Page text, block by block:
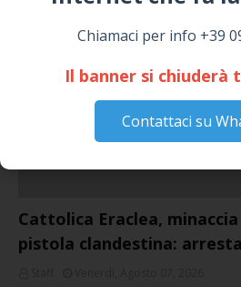
Chiamaci per info +39
Il banner si chiuderà
Contattaci su
NOTIZIE
Cattolica Eraclea,
pistola clandestina: